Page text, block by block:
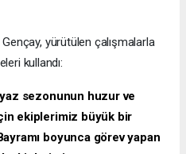
yürütülen çalışmalarla
kullandı:
sezonunun huzur ve
ekiplerimiz büyük bir
boyunca görev yapan